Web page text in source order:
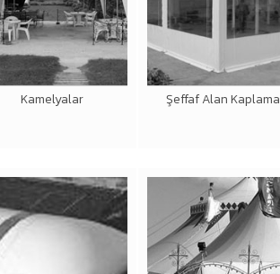
Kamelyalar Şeffaf Alan Kaplama